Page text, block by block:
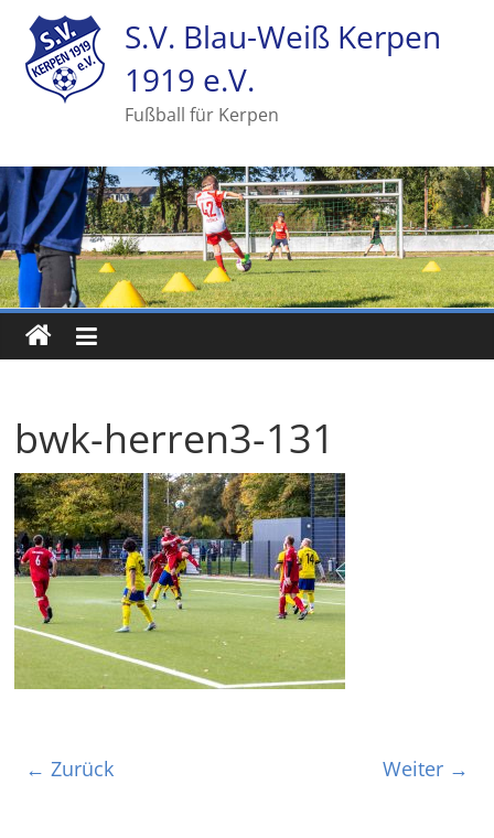
S.V. Blau-Weiß Kerpen
1919 e.V.
Fußball für Kerpen
bwk-herren3-131
← Zurück Weiter →